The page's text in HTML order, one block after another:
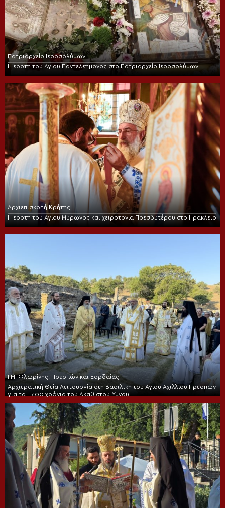
Πατριαρχείο Ιεροσολύμων
Η εορτή του Αγίου Παντελεήμονος στο Πατριαρχείο Ιεροσολύμων
Αρχιεπισκοπή Κρήτης
Η εορτή του Αγίου Μύρωνος και χειροτονία Πρεσβυτέρου στο Ηράκλειο
Ι.Μ. Φλωρίνης, Πρεσπών και Εορδαίας
Αρχιερατική Θεία Λειτουργία στη Βασιλική του Αγίου Αχιλλίου Πρεσπών
για τα 1.400 χρόνια του Ακαθίστου Ύμνου